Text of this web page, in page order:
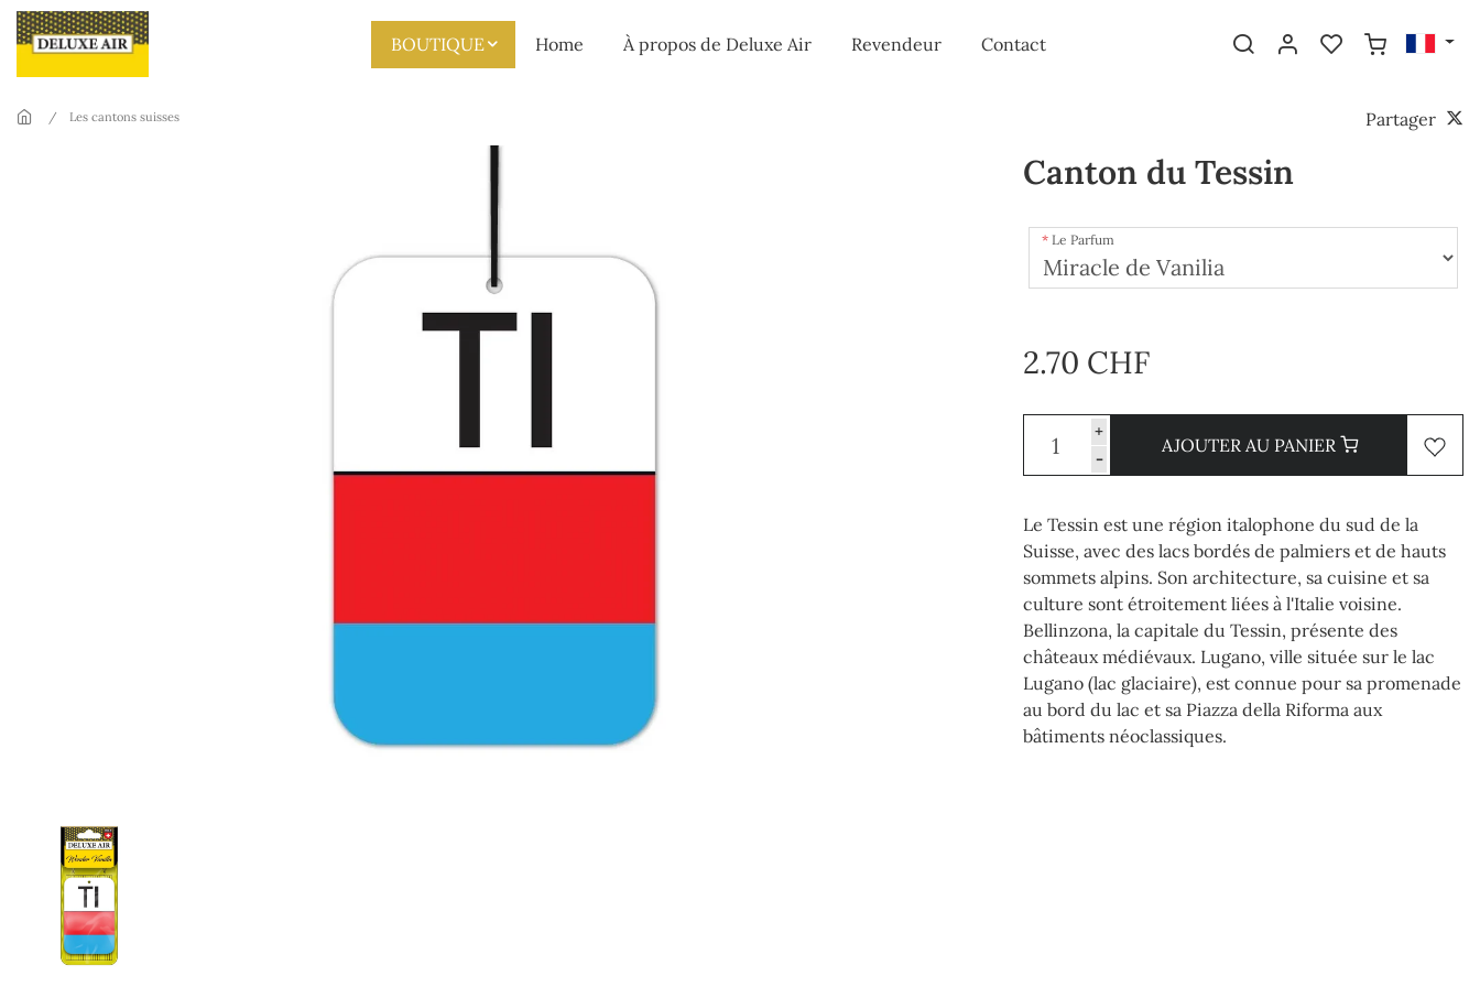
Skip to main content
BOUTIQUE
Home À propos de Deluxe Air Revendeur Contact
Partager
Les cantons suisses
Canton du Tessin
Le Parfum
2.70 CHF
+
-
AJOUTER AU PANIER
Le Tessin est une région italophone du sud de la
Suisse, avec des lacs bordés de palmiers et de hauts
sommets alpins. Son architecture, sa cuisine et sa
culture sont étroitement liées à l'Italie voisine.
Bellinzona, la capitale du Tessin, présente des
châteaux médiévaux. Lugano, ville située sur le lac
Lugano (lac glaciaire), est connue pour sa promenade
au bord du lac et sa Piazza della Riforma aux
bâtiments néoclassiques.